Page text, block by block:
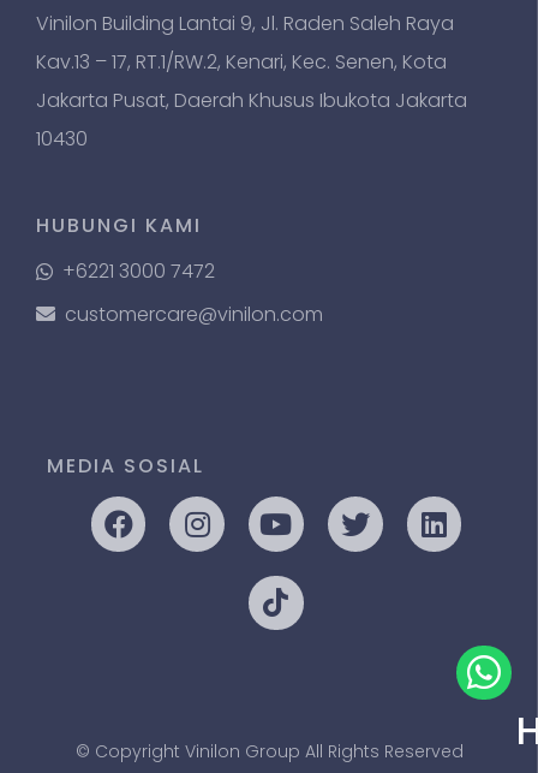
Vinilon Building Lantai 9, Jl. Raden Saleh Raya
Kav.13 – 17, RT.1/RW.2, Kenari, Kec. Senen, Kota
Jakarta Pusat, Daerah Khusus Ibukota Jakarta
10430
HUBUNGI KAMI
+6221 3000 7472
customercare@vinilon.com
MEDIA SOSIAL
© Copyright Vinilon Group All Rights Reserved